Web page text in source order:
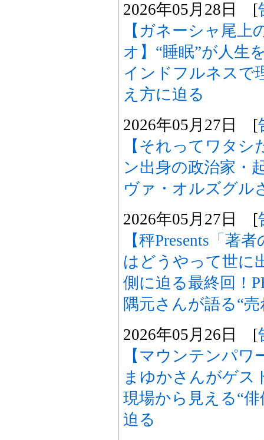
2026年05月28日 [
【ガネーシャ尾
オ】“睡眠”が人生
インドフルネスで
え方に迫る
2026年05月27日 [
【それってワタ
ン出身の政治家・
ヴァ・オルズグル
2026年05月27日 [
【秤Presents「著
はどうやって世に
側に迫る最終回！
隅元さんが語る“
2026年05月26日 [
【マウンテンパ
まゆかさんがゲス
現場から見える“
迫る